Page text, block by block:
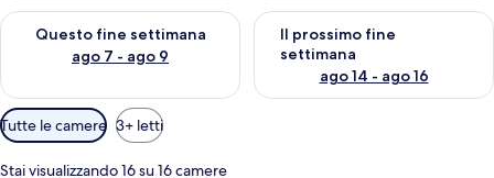
Questo fine settimana
ago 7 - ago 9
Verifica la disponibilità per questo fine settimana, ago 7 - ago
Il prossimo fine
settimana
ago 14 - ago 16
Verifica la disponibilità per il
Filtri
disponibili
per
Tutte le camere 3+ letti
Stai visualizzando 16 su 16 camere